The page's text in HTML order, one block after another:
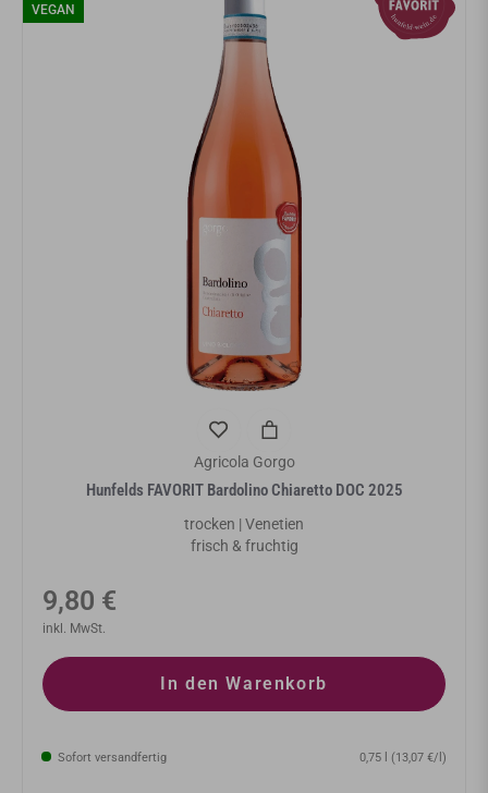
VEGAN
Agricola Gorgo
Hunfelds FAVORIT Bardolino Chiaretto DOC 2025
trocken | Venetien
frisch & fruchtig
Normaler
Preis
9,80 €
inkl. MwSt.
In den Warenkorb
Sofort versandfertig 0,75 l (13,07 €/l)